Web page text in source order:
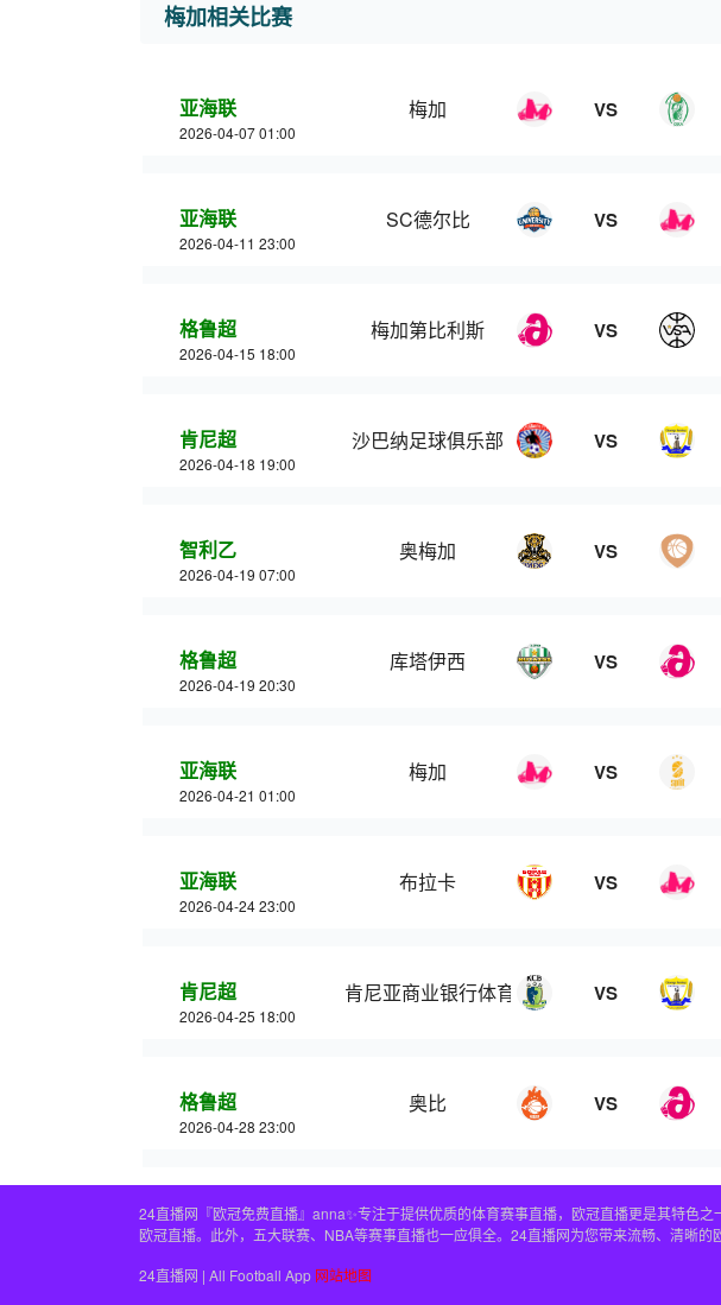
梅加相关比赛
亚海联
2026-04-07 01:00
梅加 VS
亚海联
2026-04-11 23:00
SC德尔比 VS
格鲁超
2026-04-15 18:00
梅加第比利斯 VS
肯尼超
2026-04-18 19:00
沙巴纳足球俱乐部 VS
智利乙
2026-04-19 07:00
奥梅加 VS
格鲁超
2026-04-19 20:30
库塔伊西 VS
亚海联
2026-04-21 01:00
梅加 VS
亚海联
2026-04-24 23:00
布拉卡 VS
肯尼超
2026-04-25 18:00
肯尼亚商业银行体育俱乐部 VS
格鲁超
2026-04-28 23:00
奥比 VS
24直播网『欧冠免费直播』anna✨专注于提供优质的体育赛事直播，欧冠直播更是其特色
欧冠直播。此外，五大联赛、NBA等赛事直播也一应俱全。24直播网为您带来流畅、清晰的
24直播网 | All Football App 网站地图